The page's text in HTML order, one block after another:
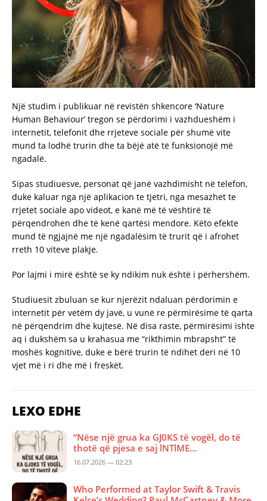
Një studim i publikuar në revistën shkencore ‘Nature
Human Behaviour’ tregon se përdorimi i vazhdueshëm i
internetit, telefonit dhe rrjeteve sociale për shumë vite
mund ta lodhë trurin dhe ta bëjë atë të funksionojë më
ngadalë.
Sipas studiuesve, personat që janë vazhdimisht në telefon,
duke kaluar nga një aplikacion te tjetri, nga mesazhet te
rrjetet sociale apo videot, e kanë më të vështirë të
përqendrohen dhe të kenë qartësi mendore. Këto efekte
mund të ngjajnë me një ngadalësim të trurit që i afrohet
rreth 10 viteve plakje.
Por lajmi i mirë është se ky ndikim nuk është i përhershëm.
Studiuesit zbuluan se kur njerëzit ndaluan përdorimin e
internetit për vetëm dy javë, u vunë re përmirësime të qarta
në përqendrim dhe kujtesë. Në disa raste, përmirësimi ishte
aq i dukshëm sa u krahasua me “rikthimin mbrapsht” të
moshës kognitive, duke e bërë trurin të ndihet deri në 10
vjet më i ri dhe më i freskët.
LEXO EDHE
“Nëse një grua ka GJ0KS të vogël, do të
thotë që pjesa e saj lNTlME…
16.07.2026 — 02:23
Who Performed at Taylor Swift & Travis